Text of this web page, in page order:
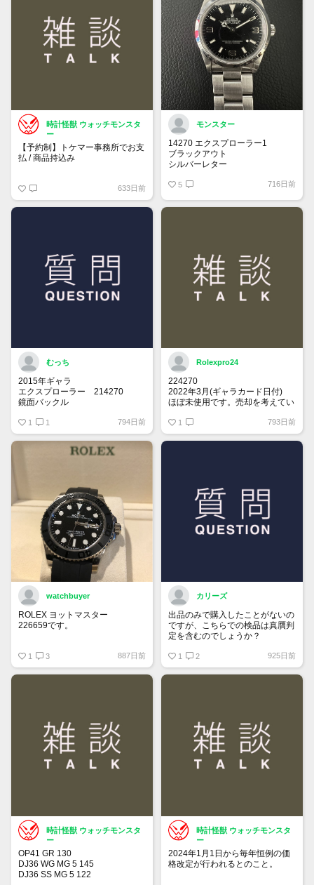
時計怪獣 ウォッチモンスタ
ー
【予約制】トケマー事務所でお支
払 / 商品持込み
フォームからご予約ください！
633日前
モンスター
14270 エクスプローラー1
ブラックアウト
シルバーレター
オールトリチウム
5 716日前
むっち
2015年ギャラ
エクスプローラー 214270
鏡面バックル
思い出の年に製造されてるエクス
プローラー1を探しております。
売却を考えてらっしゃる方、是非
お声掛けお願い致します。
1 1 794日前
Rolexpro24
224270
2022年3月(ギャラカード日付)
ほぼ未使用です。売却を考えてい
関心ある方、メッセージください
1 793日前
watchbuyer
ROLEX ヨットマスター
226659です。
そうかと思っています。
1 3 887日前
カリーズ
出品のみで購入したことがないの
ですが、こちらでの検品は真贋判
定を含むのでしょうか？
1 2 925日前
時計怪獣 ウォッチモンスタ
ー
OP41 GR 130
DJ36 WG MG 5 145
DJ36 SS MG 5 122
時計怪獣 ウォッチモンスタ
ー
2024年1月1日から毎年恒例の価
格改定が行われるとのこと。